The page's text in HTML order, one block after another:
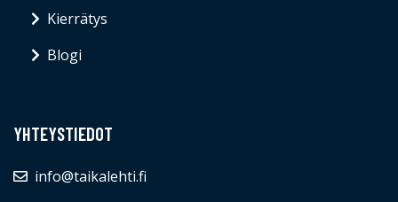
Kierrätys
Blogi
YHTEYSTIEDOT
info@taikalehti.fi